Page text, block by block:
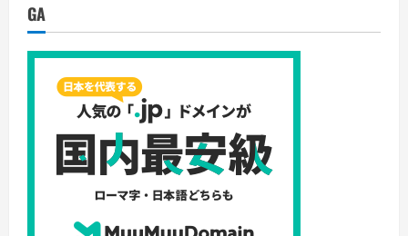
定
の
細
を
ご
覧
く
だ
さ
い
GA